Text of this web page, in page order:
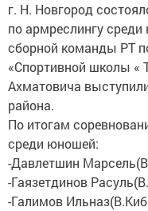
г. Н. Новгород
по армреслингу
сборной команды РТ
«Спортивной школы «
Ахматовича
района.
По итогам
среди юношей:
-Давлетшин
-Гаязетдинов
-Галимов